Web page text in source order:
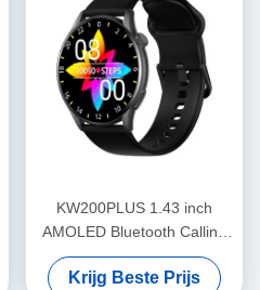
KW200PLUS 1.43 inch
AMOLED Bluetooth Calling
Smartwatch IP68 waterdicht
Krijg Beste Prijs